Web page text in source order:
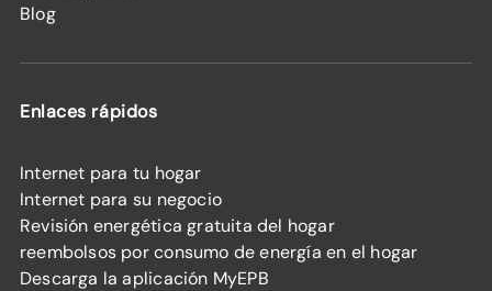
Blog
Enlaces rápidos
Internet para tu hogar
Internet para su negocio
Revisión energética gratuita del hogar
reembolsos por consumo de energía en el hogar
Descarga la aplicación MyEPB